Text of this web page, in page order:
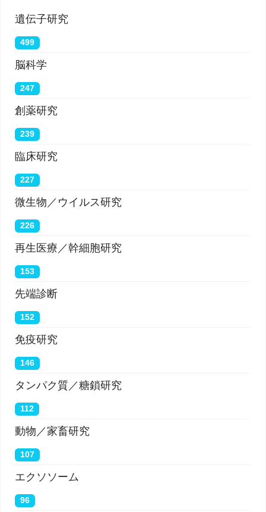
遺伝子研究
499
脳科学
247
創薬研究
239
臨床研究
227
微生物／ウイルス研究
226
再生医療／幹細胞研究
153
先端診断
152
免疫研究
146
タンパク質／糖鎖研究
112
動物／家畜研究
107
エクソソーム
96